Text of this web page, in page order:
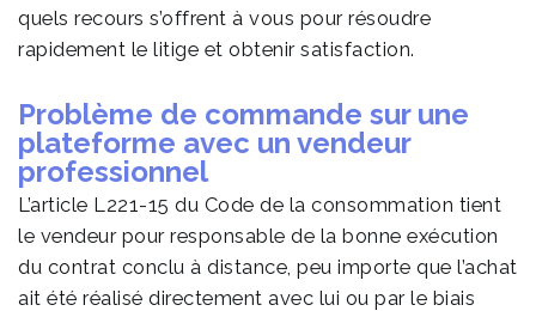
quels recours s’offrent à vous pour résoudre
rapidement le litige et obtenir satisfaction.
Problème de commande sur une
plateforme avec un vendeur
professionnel
L’article L221-15 du Code de la consommation tient
le vendeur pour responsable de la bonne exécution
du contrat conclu à distance, peu importe que l’achat
ait été réalisé directement avec lui ou par le biais